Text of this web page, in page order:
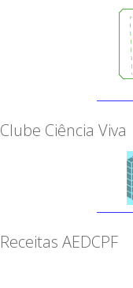
Clube Ciência Viva
Receitas AEDCPF